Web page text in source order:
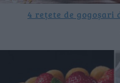
4 rețete de gogoșari